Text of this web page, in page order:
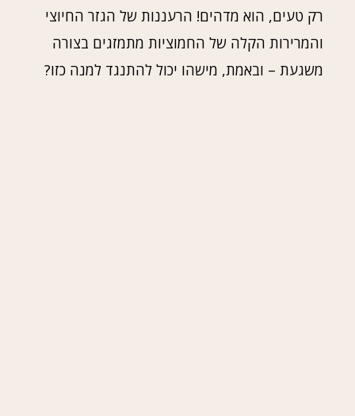
רק טעים, הוא מדהים! הרעננות של הגזר החיוצי
והמרירות הקלה של החמוציות מתמזגים בצורה
משגעת – ובאמת, מישהו יכול להתנגד למנה כזו?